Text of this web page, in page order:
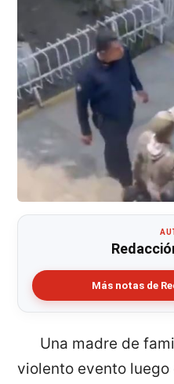
Más notas de
Una madre de
violento evento luego